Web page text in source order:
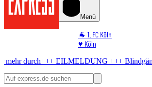
Menü
🐐 1. FC Köln
♥️ Köln
🏆 Sport
+++Blindgänger in KölnBombe